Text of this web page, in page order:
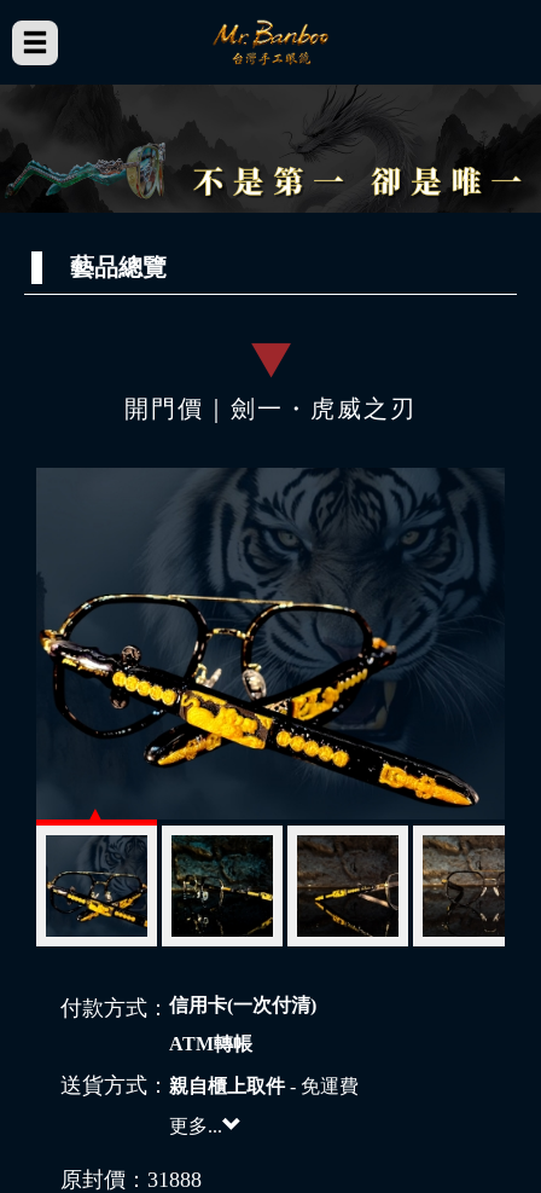
藝品總覽
開門價｜劍一・虎威之刃
付款方式： 信用卡(一次付清)
ATM轉帳
送貨方式： 親自櫃上取件- 免運費
更多...
原封價： 31888